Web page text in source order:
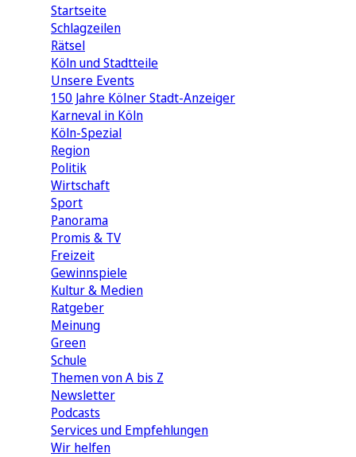
Startseite
Schlagzeilen
Rätsel
Köln und Stadtteile
Unsere Events
150 Jahre Kölner Stadt-Anzeiger
Karneval in Köln
Köln-Spezial
Region
Politik
Wirtschaft
Sport
Panorama
Promis & TV
Freizeit
Gewinnspiele
Kultur & Medien
Ratgeber
Meinung
Green
Schule
Themen von A bis Z
Newsletter
Podcasts
Services und Empfehlungen
Wir helfen